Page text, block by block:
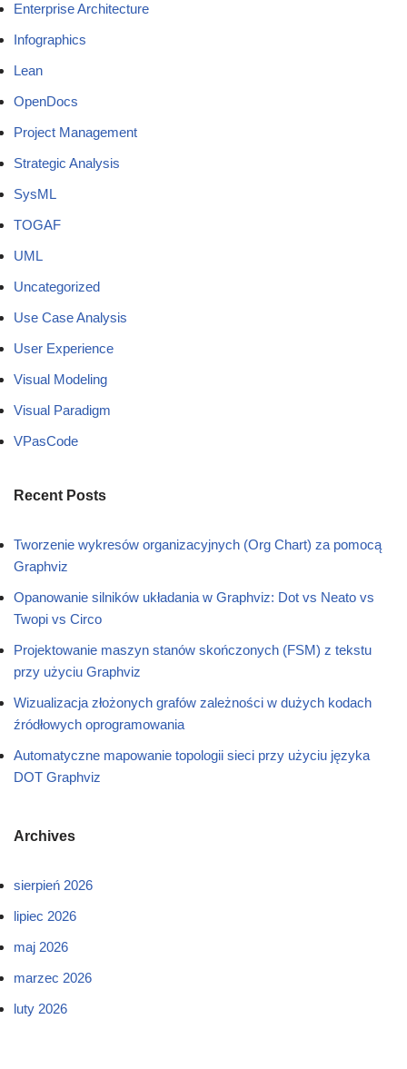
Enterprise Architecture
Infographics
Lean
OpenDocs
Project Management
Strategic Analysis
SysML
TOGAF
UML
Uncategorized
Use Case Analysis
User Experience
Visual Modeling
Visual Paradigm
VPasCode
Recent Posts
Tworzenie wykresów organizacyjnych (Org Chart) za pomocą
Graphviz
Opanowanie silników układania w Graphviz: Dot vs Neato vs
Twopi vs Circo
Projektowanie maszyn stanów skończonych (FSM) z tekstu
przy użyciu Graphviz
Wizualizacja złożonych grafów zależności w dużych kodach
źródłowych oprogramowania
Automatyczne mapowanie topologii sieci przy użyciu języka
DOT Graphviz
Archives
sierpień 2026
lipiec 2026
maj 2026
marzec 2026
luty 2026